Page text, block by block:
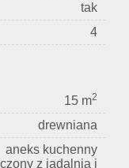
tak
4
15 m2
drewniana
aneks kuchenny
z jadalnią i